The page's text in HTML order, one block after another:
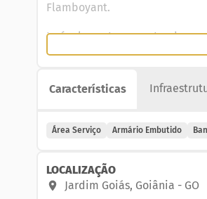
Flamboyant.
Imóvel pronto para atender
- 2 quartos com armários
- Área de serviço
Diferenciais do condomínio/
Características
Área Serviço Armário Embutido
LOCALIZAÇÃO
Jardim Goiás, Goiânia - GO